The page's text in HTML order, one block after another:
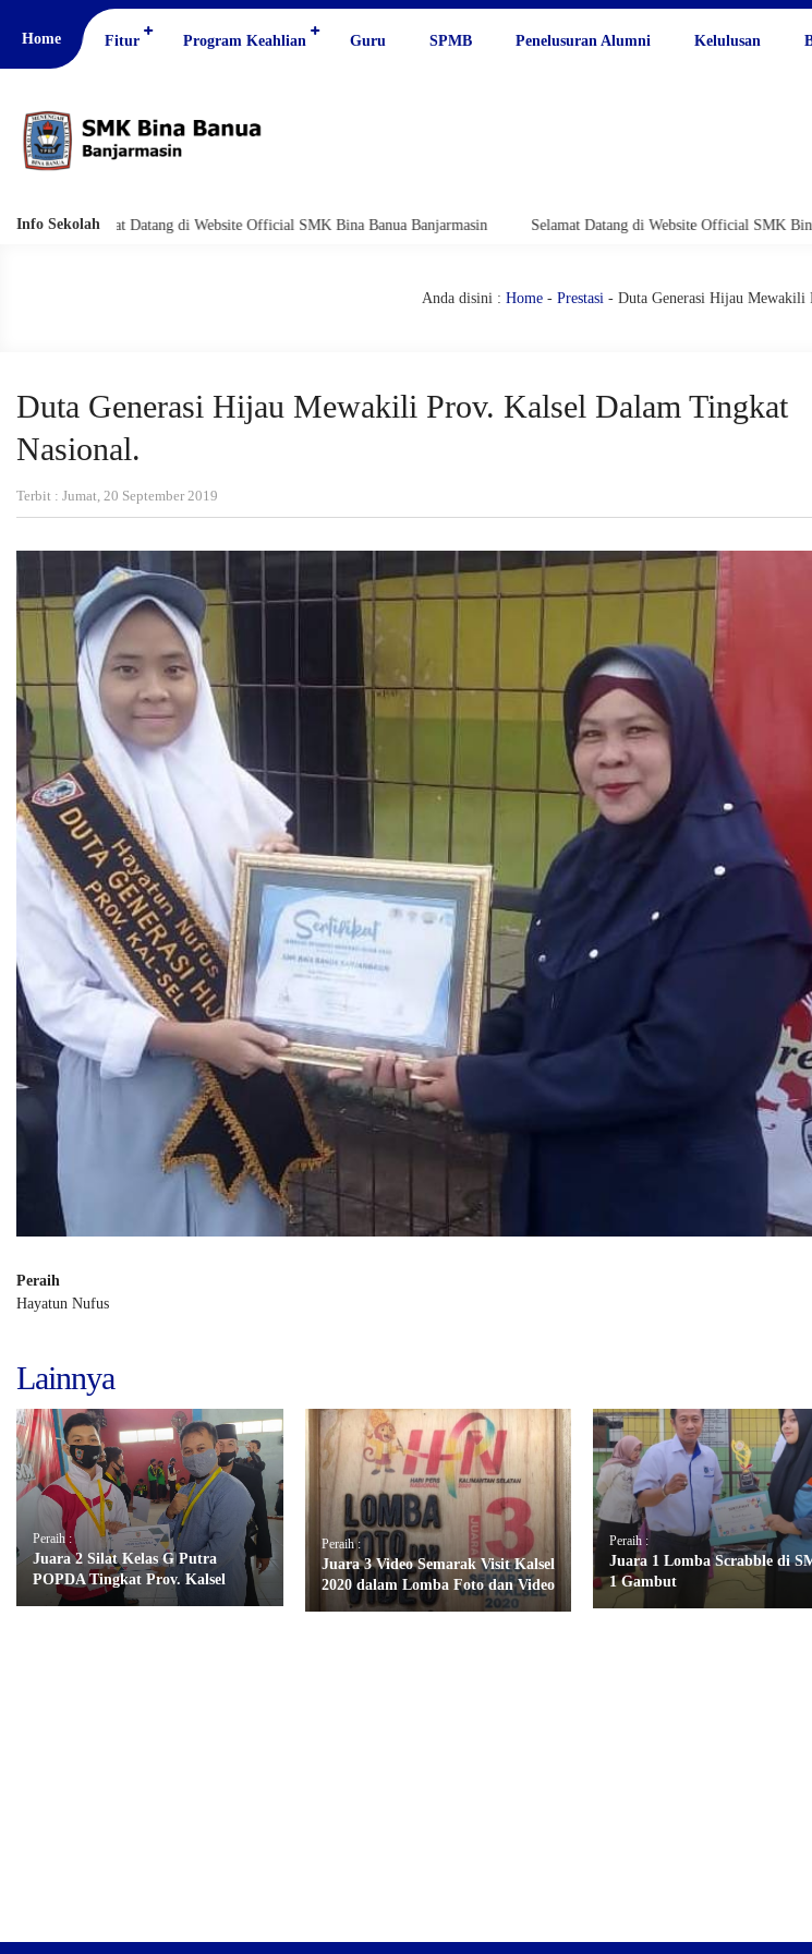
Home Fitur Program Keahlian Guru SPMB Penelusuran Alumni Kelulusan
Info Sekolah
Selamat Datang di Website Official SMK Bina Banua Banjarmasin Selamat Datang di Website Official SMK Bina Banua
Anda disini : Home- Prestasi- Duta Generasi Hijau Mewakili
Duta Generasi Hijau Mewakili Prov. Kalsel Dalam Tingkat
Nasional.
Terbit : Jumat, 20 September 2019
Peraih
Hayatun Nufus
Lainnya
Peraih :
Juara 2 Silat Kelas G Putra
POPDA Tingkat Prov. Kalsel
Peraih :
Juara 3 Video Semarak Visit Kalsel
2020 dalam Lomba Foto dan Video
Peraih :
Juara 1 Lomba Scrabble di
1 Gambut